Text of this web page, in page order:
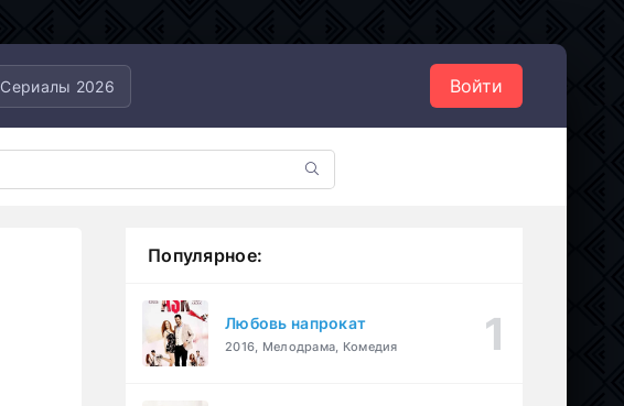
Сериалы 2026 Войти
Популярное:
Любовь напрокат
2016, Мелодрама, Комедия